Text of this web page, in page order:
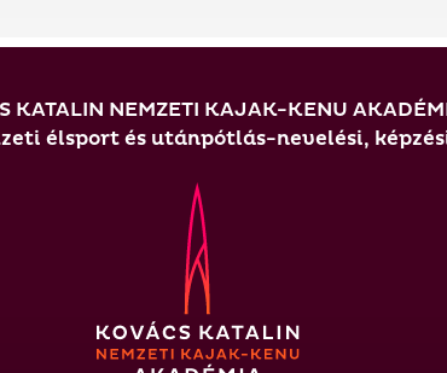
KATALIN NEMZETI KAJAK-KENU
élsport és utánpótlás-nevelési,